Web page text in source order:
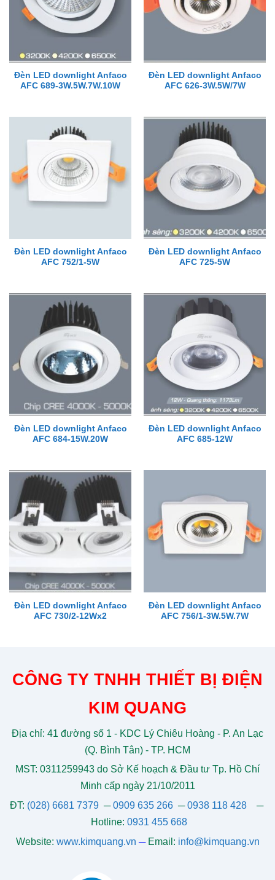
Đèn LED downlight Anfaco
AFC 689-3W.5W.7W.10W
Đèn LED downlight Anfaco
AFC 626-3W.5W/7W
Đèn LED downlight Anfaco
AFC 752/1-5W
Đèn LED downlight Anfaco
AFC 725-5W
Đèn LED downlight Anfaco
AFC 684-15W.20W
Đèn LED downlight Anfaco
AFC 685-12W
Đèn LED downlight Anfaco
AFC 730/2-12Wx2
Đèn LED downlight Anfaco
AFC 756/1-3W.5W.7W
CÔNG TY TNHH THIẾT BỊ ĐIỆN
KIM QUANG
Địa chỉ: 41 đường số 1 - KDC Lý Chiêu Hoàng - P. An Lạc
(Q. Bình Tân) - TP. HCM
MST: 0311259943 do Sở Kế hoạch & Đầu tư Tp. Hồ Chí
Minh cấp ngày 21/10/2011
ĐT: (028) 6681 7379 ─0909 635 266─0938 118 428─
Hotline: 0931 455 668
Website: www.kimquang.vn ─ Email: info@kimquang.vn